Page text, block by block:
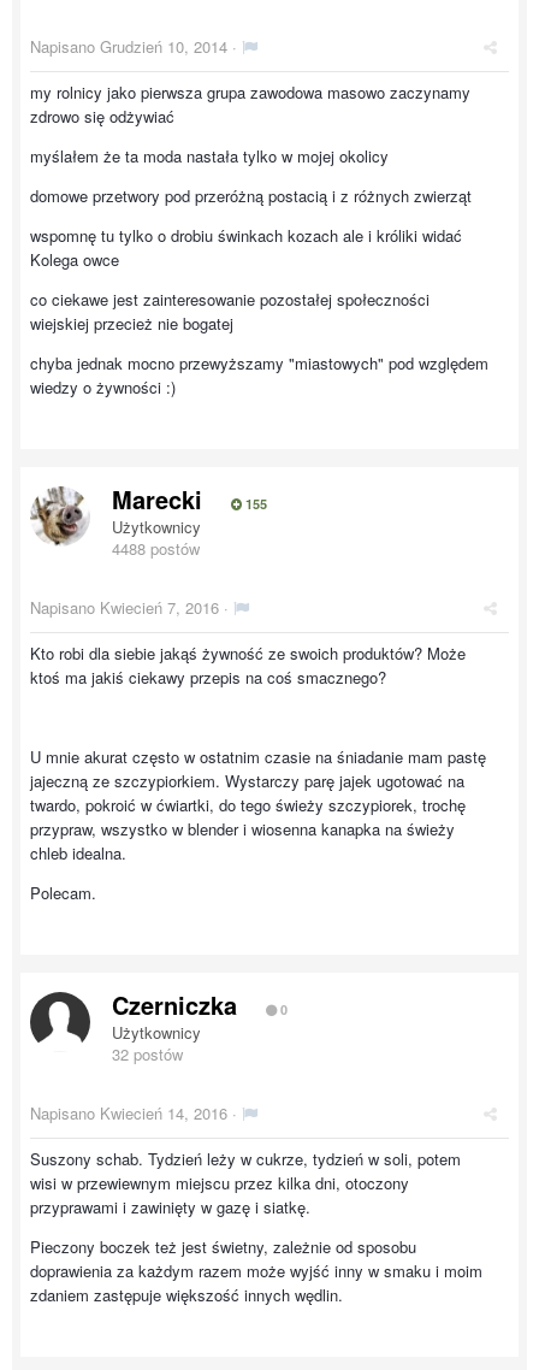
Napisano Grudzień 10, 2014 ·
my rolnicy jako pierwsza grupa zawodowa masowo zaczynamy
zdrowo się odżywiać
myślałem że ta moda nastała tylko w mojej okolicy
domowe przetwory pod przeróżną postacią i z różnych zwierząt
wspomnę tu tylko o drobiu świnkach kozach ale i króliki widać
Kolega owce
co ciekawe jest zainteresowanie pozostałej społeczności
wiejskiej przecież nie bogatej
chyba jednak mocno przewyższamy "miastowych" pod względem
wiedzy o żywności :)
Marecki 155
Użytkownicy
4488 postów
Napisano Kwiecień 7, 2016 ·
Kto robi dla siebie jakąś żywność ze swoich produktów? Może
ktoś ma jakiś ciekawy przepis na coś smacznego?
U mnie akurat często w ostatnim czasie na śniadanie mam pastę
jajeczną ze szczypiorkiem. Wystarczy parę jajek ugotować na
twardo, pokroić w ćwiartki, do tego świeży szczypiorek, trochę
przypraw, wszystko w blender i wiosenna kanapka na świeży
chleb idealna.
Polecam.
Czerniczka 0
Użytkownicy
32 postów
Napisano Kwiecień 14, 2016 ·
Suszony schab. Tydzień leży w cukrze, tydzień w soli, potem
wisi w przewiewnym miejscu przez kilka dni, otoczony
przyprawami i zawinięty w gazę i siatkę.
Pieczony boczek też jest świetny, zależnie od sposobu
doprawienia za każdym razem może wyjść inny w smaku i moim
zdaniem zastępuje większość innych wędlin.